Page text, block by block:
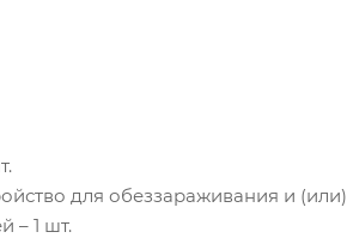
для обеззараживания и (или)
– 1 шт.